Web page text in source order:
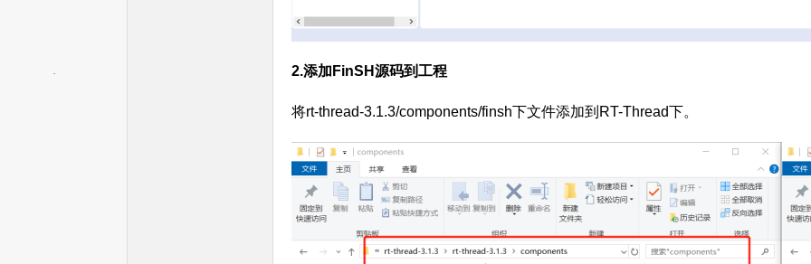
2.添加FinSH源码到工程
将rt-thread-3.1.3/components/finsh下文件添加到RT-Thread下。